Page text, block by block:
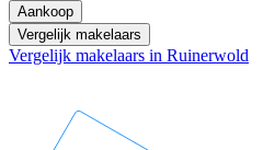
Aankoop
Vergelijk makelaars
Vergelijk makelaars in Ruinerwold